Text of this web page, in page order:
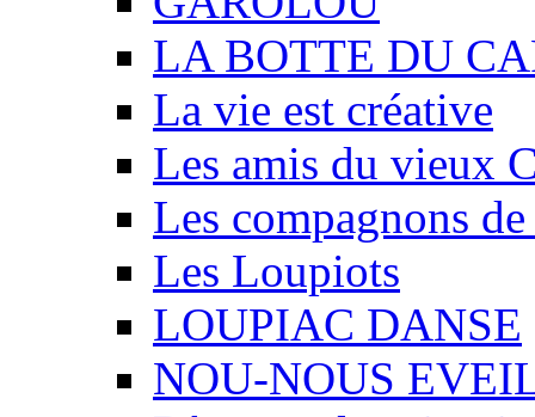
LA BOTTE DU
La vie est créative
Les amis du vieux
Les compagnons
Les Loupiots
LOUPIAC DANSE
NOU-NOUS